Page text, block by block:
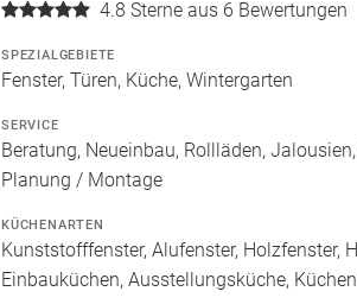
4.8 Sterne aus 6 Bewertungen
SPEZIALGEBIETE
Fenster, Türen, Küche, Wintergarten
SERVICE
Beratung, Neueinbau, Rollläden,
Planung / Montage
KÜCHENARTEN
Kunststofffenster, Alufenster, Holzfenster,
Einbauküchen, Ausstellungsküche,